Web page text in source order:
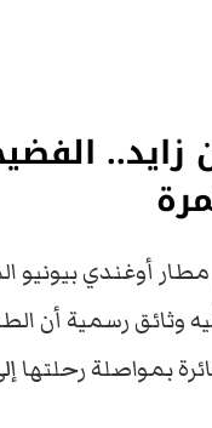
أوغندي بيونيو
وثائق رسمية أن
بمواصلة